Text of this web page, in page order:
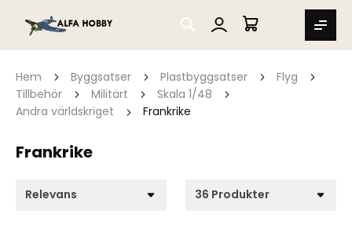
SEARCH
MIN VARUKORG
Hem Byggsatser Plastbyggsatser
Flyg
Tillbehör
Militärt
Skala 1/48
Andra världskriget
Frankrike
Frankrike